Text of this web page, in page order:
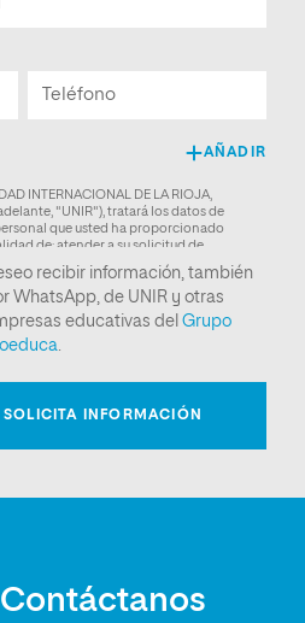
Contáctanos